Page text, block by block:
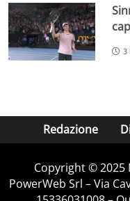
3
Redazione
Copyright ©
PowerWeb Srl – Via